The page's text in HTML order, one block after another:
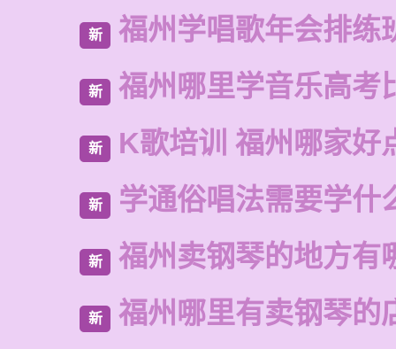
新 福州学唱歌年会排练
新 福州哪里学音乐高考
新 K歌培训 福州哪家好
新 学通俗唱法需要学什
新 福州卖钢琴的地方有
新 福州哪里有卖钢琴的